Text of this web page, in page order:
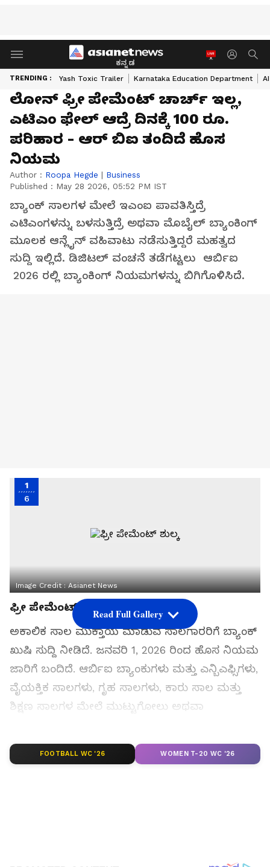
ಕನ್ನಡ
TRENDING : Yash Toxic Trailer Karnataka Education Department
ಲೋನ್ ಫ್ರೀ ಪೇಮೆಂಟ್ ಚಾರ್ಚ್ ಇಲ್ಲ,
ಎಟಿಎಂ ಫೇಲ್ ಆದ್ರೆ ದಿನಕ್ಕೆ 100 ರೂ.
ಪರಿಹಾರ - ಆರ್ ಬಿಐ ತಂದಿದೆ ಹೊಸ
ನಿಯಮ
Author : Roopa Hegde | Business
Published : May 28 2026, 05:52 PM IST
ಬ್ಯಾಂಕ್ ಸಾಲಗಳ ಮೇಲೆ ಇಎಂಐ ಪಾವತಿಸ್ತಿದ್ರೆ
ಎಟಿಎಂಗಳನ್ನು ಬಳಸುತ್ತಿದ್ರೆ ಅಥವಾ ಮೊಬೈಲ್ ಬ್ಯಾಂಕಿಂಗ್
ಮೂಲಕ ಆನ್ಲೈನ್ ವಹಿವಾಟು ನಡೆಸುತ್ತಿದ್ದರೆ ಮಹತ್ವದ
ಸುದ್ದಿ ಇಲ್ಲಿದೆ. ಡಿಜಿಟಲ್ ವಂಚನೆ ತಡೆಗಟ್ಟಲು ಆರ್ಬಿಐ
2026 ರಲ್ಲಿ ಬ್ಯಾಂಕಿಂಗ್ ನಿಯಮಗಳನ್ನು ಬಿಗಿಗೊಳಿಸಿದೆ.
1
6
Image Credit :Asianet News
ಫ್ರೀ ಪೇಮೆಂಟ್ ಶುಲ್ಕ
ಅಕಾಲಿಕ ಸಾಲ ಮುಕ್ತಾಯ ಮಾಡುವ ಸಾಲಗಾರರಿಗೆ ಬ್ಯಾಂಕ್
ಖುಷಿ ಸುದ್ದಿ ನೀಡಿದೆ. ಜನವರಿ 1, 2026 ರಿಂದ ಹೊಸ ನಿಯಮ
ಜಾರಿಗೆ ಬಂದಿದೆ. ಆರ್ಬಿಐ ಬ್ಯಾಂಕುಗಳು ಮತ್ತು ಎನ್ಬಿಎಫ್ಸಿಗಳು,
ವೈಯಕ್ತಿಕ ಸಾಲಗಳು, ಗೃಹ ಸಾಲಗಳು, ಕಾರು ಸಾಲ ಮತ್ತು
ಶಿಕ್ಷಣ ಸಾಲಗಳ ಮೇಲೆ ಮುಟ್ಟುಗೋಲು ಅಥವಾ
ನಿಷೇಧಿಸಿದೆ. ಹಿಂದೆ, ಅಕಾಲಿಕ ಸಾಲ ಮುಕ್ತಾಯಕ್ಕೆ
ಬ್ಯಾಂಕುಗಳು ಶೇಕಡಾ 2 ರಿಂದ 4 ರಷ್ಟು ಹೆಚ್ಚುವರಿ ದಂಡವನ್ನು
Read Full Gallery
FOOTBALL WC '26 WOMEN T-20 WC '26